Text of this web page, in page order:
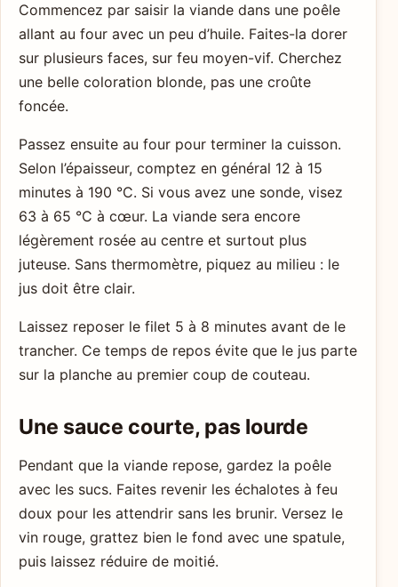
Commencez par saisir la viande dans une poêle
allant au four avec un peu d’huile. Faites-la dorer
sur plusieurs faces, sur feu moyen-vif. Cherchez
une belle coloration blonde, pas une croûte
foncée.
Passez ensuite au four pour terminer la cuisson.
Selon l’épaisseur, comptez en général 12 à 15
minutes à 190 °C. Si vous avez une sonde, visez
63 à 65 °C à cœur. La viande sera encore
légèrement rosée au centre et surtout plus
juteuse. Sans thermomètre, piquez au milieu : le
jus doit être clair.
Laissez reposer le filet 5 à 8 minutes avant de le
trancher. Ce temps de repos évite que le jus parte
sur la planche au premier coup de couteau.
Une sauce courte, pas lourde
Pendant que la viande repose, gardez la poêle
avec les sucs. Faites revenir les échalotes à feu
doux pour les attendrir sans les brunir. Versez le
vin rouge, grattez bien le fond avec une spatule,
puis laissez réduire de moitié.